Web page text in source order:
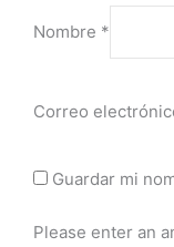
Nombre *
Correo
Guardar mi
Please enter an